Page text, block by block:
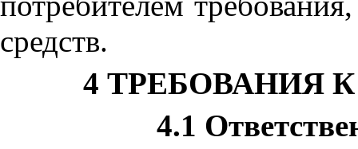
средств.
4 ТРЕБОВАНИЯ
4.1